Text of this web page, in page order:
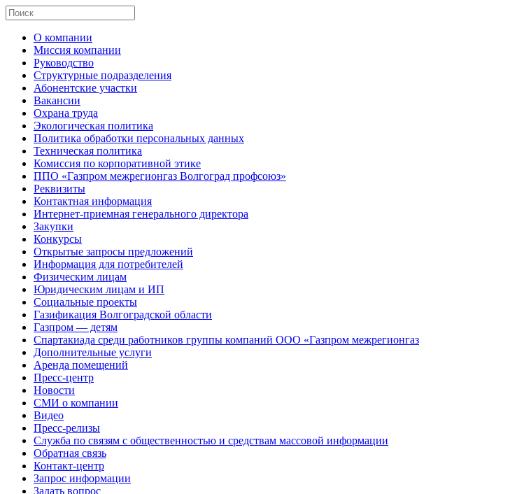
О компании
Миссия компании
Руководство
Структурные подразделения
Абонентские участки
Вакансии
Охрана труда
Экологическая политика
Политика обработки персональных данных
Техническая политика
Комиссия по корпоративной этике
ППО «Газпром межрегионгаз Волгоград профсоюз»
Реквизиты
Контактная информация
Интернет-приемная генерального директора
Закупки
Конкурсы
Открытые запросы предложений
Информация для потребителей
Физическим лицам
Юридическим лицам и ИП
Социальные проекты
Газификация Волгоградской области
Газпром — детям
Спартакиада среди работников группы компаний ООО «Газпром межрегионгаз
Дополнительные услуги
Аренда помещений
Пресс-центр
Новости
СМИ о компании
Видео
Пресс-релизы
Служба по связям с общественностью и средствам массовой информации
Обратная связь
Контакт-центр
Запрос информации
Задать вопрос